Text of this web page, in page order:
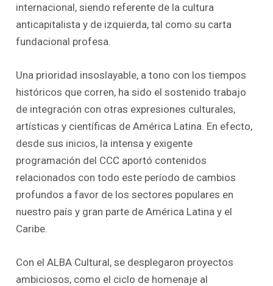
internacional, siendo referente de la cultura
anticapitalista y de izquierda, tal como su carta
fundacional profesa.
Una prioridad insoslayable, a tono con los tiempos
históricos que corren, ha sido el sostenido trabajo
de integración con otras expresiones culturales,
artísticas y científicas de América Latina. En efecto,
desde sus inicios, la intensa y exigente
programación del CCC aportó contenidos
relacionados con todo este período de cambios
profundos a favor de los sectores populares en
nuestro país y gran parte de América Latina y el
Caribe.
Con el ALBA Cultural, se desplegaron proyectos
ambiciosos, como el ciclo de homenaje al